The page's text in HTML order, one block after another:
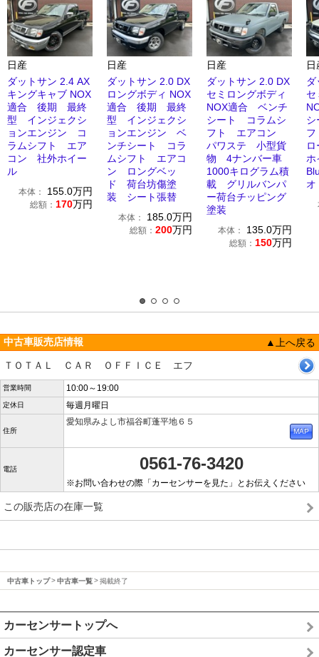
日産
ダットサン 2.4 AX
キングキャブ NOX
適合 後期 最終
型 インジェクシ
ョンエンジン コ
ラムシフト エア
コン 社外ホイー
ル
本体： 155.0万円
総額： 170万円
日産
ダットサン 2.0 DX
ロングボディ NOX
適合 後期 最終
型 インジェクシ
ョンエンジン ベ
ンチシート コラ
ムシフト エアコ
ン ロングベッ
ド 荷台坊傷塗
装 シート張替
本体： 185.0万円
総額： 200万円
日産
ダットサン 2.0 DX
セミロングボディ
NOX適合 ベンチ
シート コラムシ
フト エアコン
パワステ 小型貨
物 4ナンバー車
1000キログラム積
載 グリルバンパ
ー荷台チッピング
塗装
本体： 135.0万円
総額： 150万円
日
セ
オ
中古車販売店情報
▲上へ戻る
ＴＯＴＡＬ ＣＡＲ ＯＦＦＩＣＥ エフ
営業時間 10:00～19:00
定休日 毎週月曜日
住所
愛知県みよし市福谷町蓬平地６５
電話 0561-76-3420
※お問い合わせの際「カーセンサーを見た」とお伝えください
この販売店の在庫一覧
中古車トップ 中古車一覧 掲載終了
カーセンサートップへ
カーセンサー認定車